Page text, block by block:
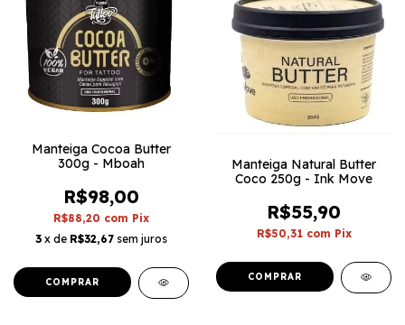
Manteiga Cocoa Butter
300g - Mboah
R$98,00
R$88,20 com Pix
3 x de R$32,67 sem juros
Manteiga Natural Butter
Coco 250g - Ink Move
R$55,90
R$50,31 com Pix